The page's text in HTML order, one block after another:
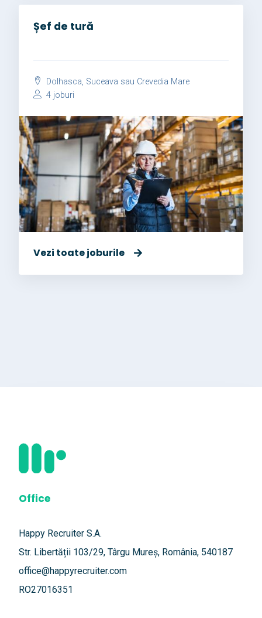
Șef de tură
Dolhasca, Suceava sau Crevedia Mare
4 joburi
Vezi toate joburile
Office
Happy Recruiter S.A.
Str. Libertății 103/29, Târgu Mureș, România, 540187
office@happyrecruiter.com
RO27016351